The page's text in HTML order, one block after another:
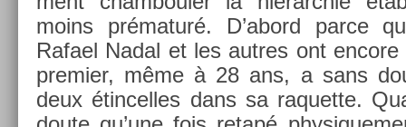
moins prématuré. D’abord parce
Rafael Nadal et les aut­res ont
pre­mi­er, même à 28 ans, a sans
deux étin­celles dans sa raquet­te.